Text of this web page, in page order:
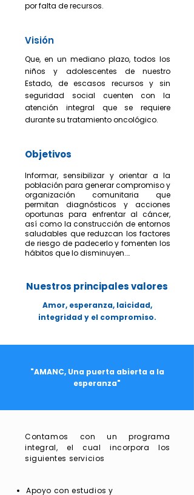
por falta de recursos.
Visión
Que, en un mediano plazo, todos los
niños y adolescentes de nuestro
Estado, de escasos recursos y sin
seguridad social cuenten con la
atención integral que se requiere
durante su tratamiento oncológico.
Objetivos
Informar, sensibilizar y orientar a la
población para generar compromiso y
organización comunitaria que
permitan diagnósticos y acciones
oportunas para enfrentar al cáncer,
así como la construcción de entornos
saludables que reduzcan los factores
de riesgo de padecerlo y fomenten los
hábitos que lo disminuyen.
seguimiento del tratamiento de niñas,
niños y adolescentes con cáncer,
evitar el desgaste emocional,
nutricional y económico familiar,
y mejorar su calidad y perspectiva de
eficacia de un sistema de atención
integral del cáncer desde un enfoque
biopsicosocial.
Mejorar la calidad del
de la república, promoviendo que éste
sea lo más cercano posible al
domicilio del paciente para reducir
gastos económicos y emocionales, y
Nuestros principales valores
Amor, esperanza, laicidad,
integridad y el compromiso.
"AMANC, Una puerta abierta a la
esperanza"
Contamos con un programa
integral, el cual incorpora los
siguientes servicios
Apoyo con estudios y